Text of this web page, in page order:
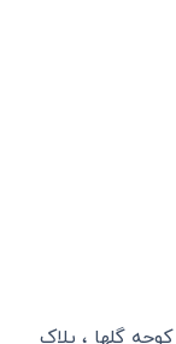
کوچه گلها ، پلاک